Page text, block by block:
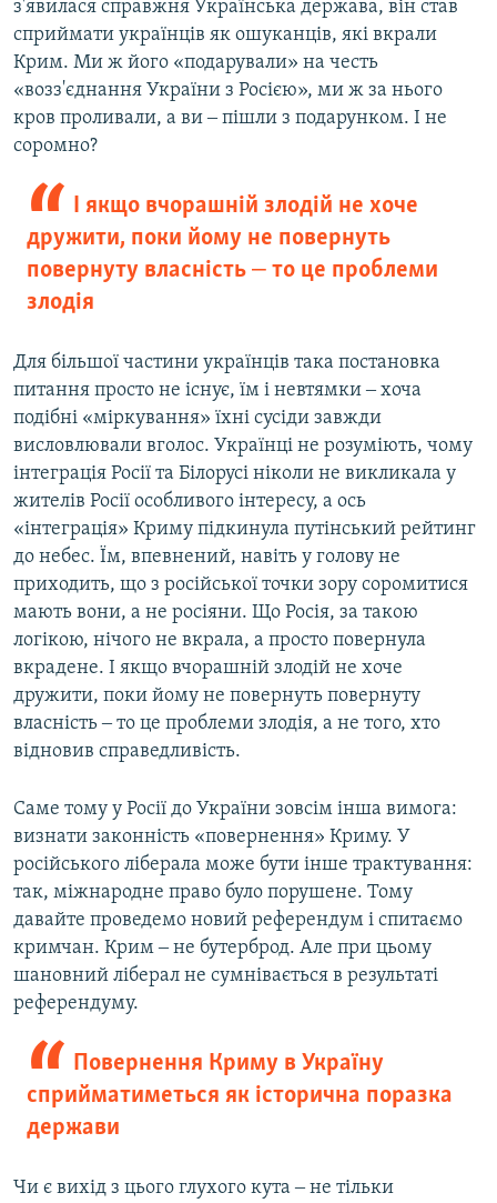
з'явилася справжня Українська держава, він став
сприймати українців як ошуканців, які вкрали
Крим. Ми ж його «подарували» на честь
«возз'єднання України з Росією», ми ж за нього
кров проливали, а ви ‒ пішли з подарунком. І не
соромно?
І якщо вчорашній злодій не хоче
дружити, поки йому не повернуть
повернуту власність ‒ то це проблеми
злодія
Для більшої частини українців така постановка
питання просто не існує, їм і невтямки ‒ хоча
подібні «міркування» їхні сусіди завжди
висловлювали вголос. Українці не розуміють, чому
інтеграція Росії та Білорусі ніколи не викликала у
жителів Росії особливого інтересу, а ось
«інтеграція» Криму підкинула путінський рейтинг
до небес. Їм, впевнений, навіть у голову не
приходить, що з російської точки зору соромитися
мають вони, а не росіяни. Що Росія, за такою
логікою, нічого не вкрала, а просто повернула
вкрадене. І якщо вчорашній злодій не хоче
дружити, поки йому не повернуть повернуту
власність ‒ то це проблеми злодія, а не того, хто
відновив справедливість.
Саме тому у Росії до України зовсім інша вимога:
визнати законність «повернення» Криму. У
російського ліберала може бути інше трактування:
так, міжнародне право було порушене. Тому
давайте проведемо новий референдум і спитаємо
кримчан. Крим ‒ не бутерброд. Але при цьому
шановний ліберал не сумнівається в результаті
референдуму.
Повернення Криму в Україну
сприйматиметься як історична поразка
держави
Чи є вихід з цього глухого кута ‒ не тільки